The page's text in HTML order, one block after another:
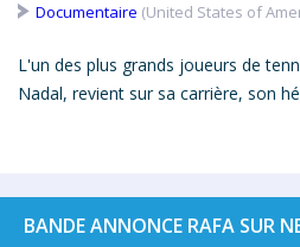
Documentaire (United States of
L'un des plus grands joueurs de
Nadal, revient sur sa carrière, son
BANDE ANNONCE RAFA SUR